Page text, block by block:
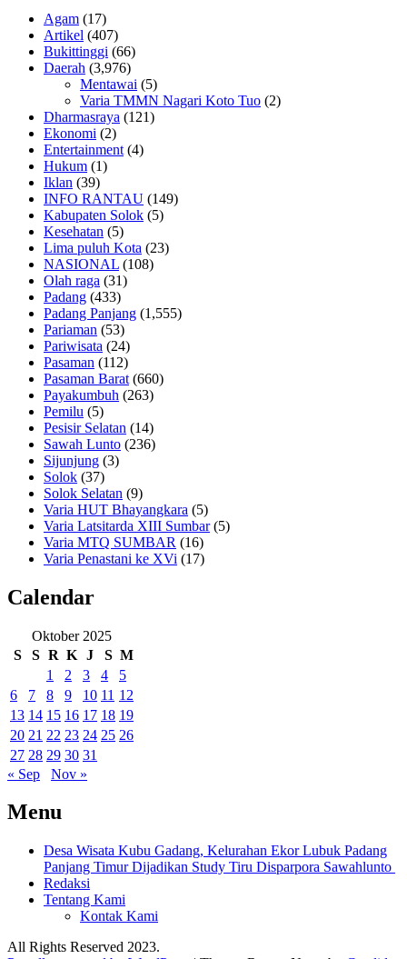
Agam (17)
Artikel (407)
Bukittinggi (66)
Daerah (3,976)
Mentawai (5)
Varia TMMN Nagari Koto Tuo (2)
Dharmasraya (121)
Ekonomi (2)
Entertainment (4)
Hukum (1)
Iklan (39)
INFO RANTAU (149)
Kabupaten Solok (5)
Kesehatan (5)
Lima puluh Kota (23)
NASIONAL (108)
Olah raga (31)
Padang (433)
Padang Panjang (1,555)
Pariaman (53)
Pariwisata (24)
Pasaman (112)
Pasaman Barat (660)
Payakumbuh (263)
Pemilu (5)
Pesisir Selatan (14)
Sawah Lunto (236)
Sijunjung (3)
Solok (37)
Solok Selatan (9)
Varia HUT Bhayangkara (5)
Varia Latsitarda XIII Sumbar(5)
Varia MTQ SUMBAR (16)
Varia Penastani ke XVi (17)
Calendar
Oktober 2025
S
S R K J S M
1
2 3 4
5
6
7 8 9 10 11 12
13 14 15 16 17 18 19
20 21 22 23 24 25 26
27 28 29 30 31
« Sep
Nov »
Menu
Desa Wisata Kubu Gadang, Kelurahan Ekor Lubuk Padang
Panjang Timur Dijadikan Study Tiru Disparpora Sawahlunto
Redaksi
Tentang Kami
Kontak Kami
All Rights Reserved 2023.